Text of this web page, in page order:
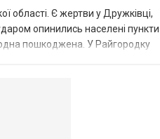
області. Є жертви у Дружківці,
опинились населені пункти
одна пошкоджена. У Райгородку